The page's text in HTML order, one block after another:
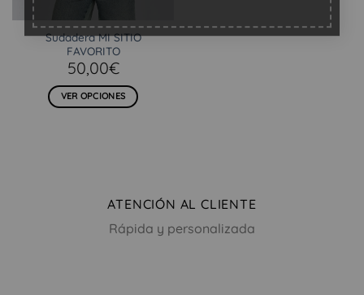
Sudadera MI SITIO
FAVORITO
50,00€
VER OPCIONES
LasATENCIÓN AL CLIENTE
Rápida y personalizada